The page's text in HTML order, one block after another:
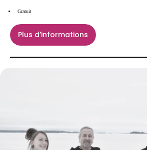
Gratuit
Plus d’informations